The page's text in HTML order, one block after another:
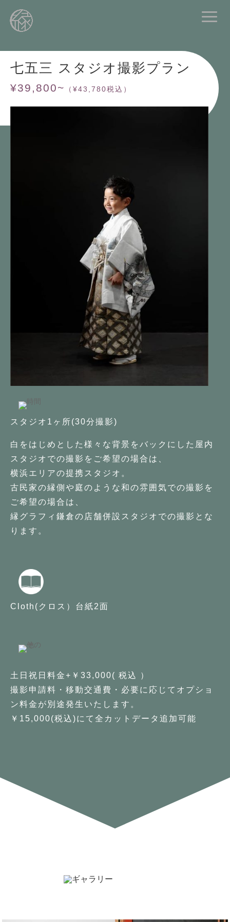
七五三 スタジオ撮影プラン
¥39,800~ （¥43,780税込）
スタジオ 1 ヶ所(30分撮影)
白をはじめとした様々な背景をバックにした屋内
スタジオでの撮影をご希望の場合は、
横浜エリアの提携スタジオ。
古民家の縁側や庭のような和の雰囲気での撮影を
ご希望の場合は、
縁グラフィ鎌倉の店舗併設スタジオでの撮影とな
ります。
Cloth(クロス）台紙2面
土日祝日料金+￥33,000( 税込 ）
撮影申請料・移動交通費・必要に応じてオプショ
ン料金が別途発生いたします。
￥15,000(税込)にて全カットデータ追加可能